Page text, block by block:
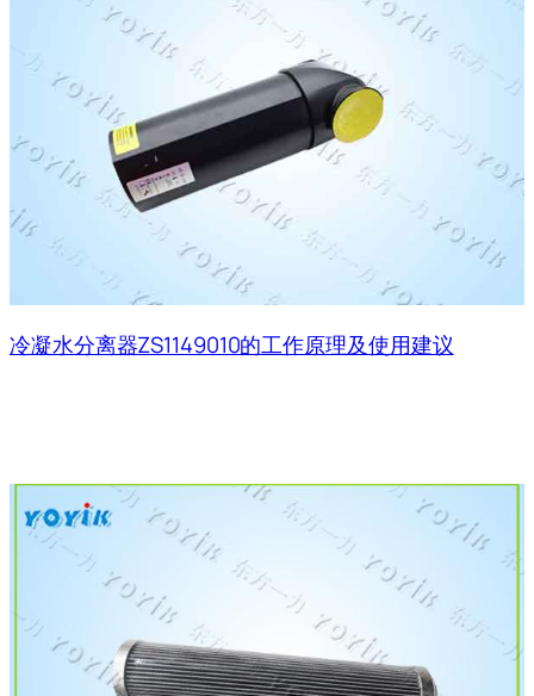
冷凝水分离器ZS1149010的工作原理及使用建议